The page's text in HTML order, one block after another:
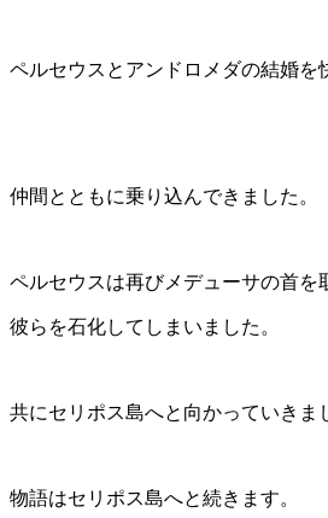
ペルセウスとアンドロメダの結婚を
仲間とともに乗り込んできました。
ペルセウスは再びメデューサの首を
彼らを石化してしまいました。
共にセリポス島へと向かっていきま
物語はセリポス島へと続きます。